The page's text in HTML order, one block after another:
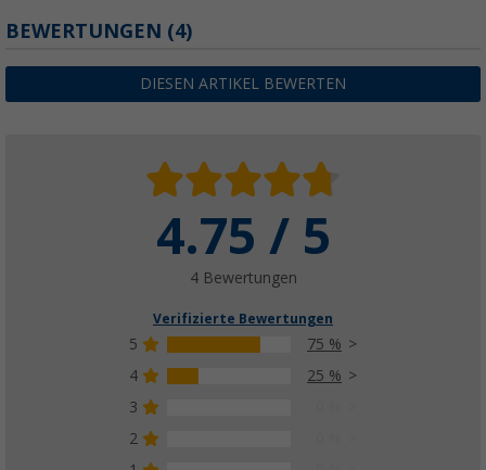
BEWERTUNGEN (4)
DIESEN ARTIKEL BEWERTEN
4.75 / 5
4 Bewertungen
Verifizierte Bewertungen
5
75 %
4
25 %
3
2